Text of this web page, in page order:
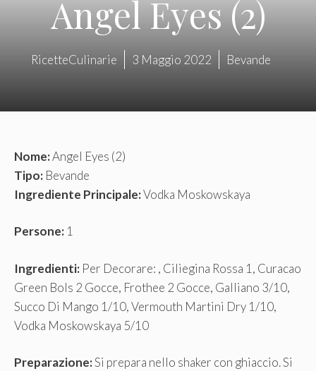
Angel Eyes (2)
RicetteCulinarie 3 Maggio 2022 Bevande
Nome:Angel Eyes (2)
Tipo: Bevande
Ingrediente Principale:Vodka Moskowskaya
Persone: 1
Ingredienti: Per Decorare: , Ciliegina Rossa 1, Curacao
Green Bols 2 Gocce, Frothee 2 Gocce, Galliano 3/10,
Succo Di Mango 1/10, Vermouth Martini Dry 1/10,
Vodka Moskowskaya 5/10
Preparazione:Si prepara nello shaker con ghiaccio. Si